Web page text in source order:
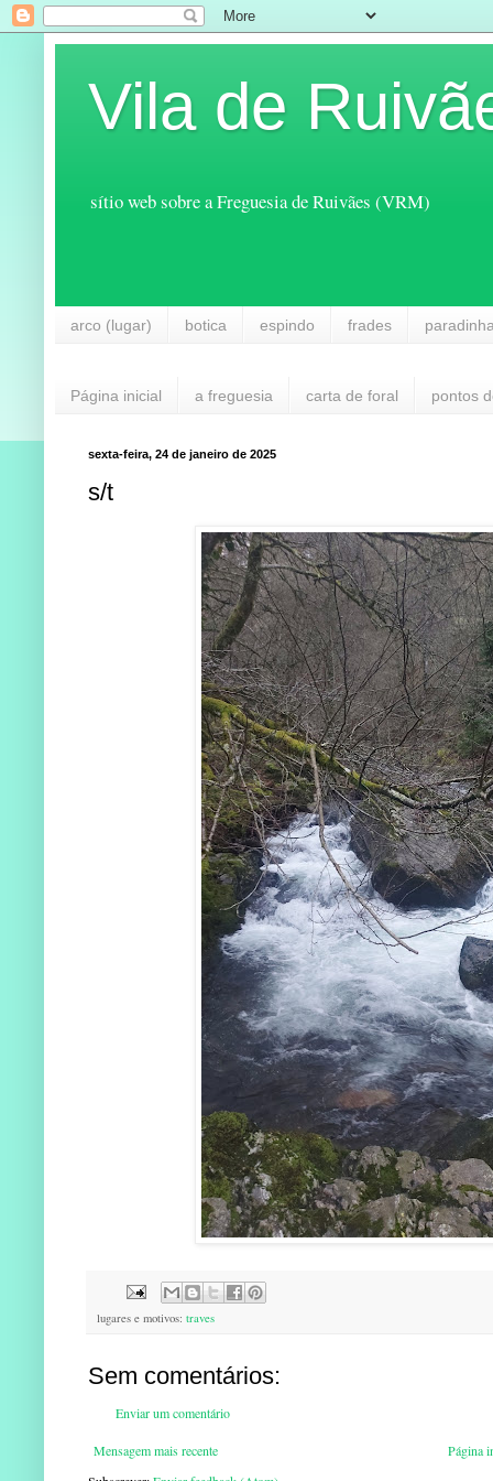
Vila de
sítio web sobre a Freguesia de Ruivães (VRM)
arco (lugar) botica espindo frades
Página inicial a freguesia carta de foral pontos
sexta-feira, 24 de janeiro de 2025
s/t
lugares e motivos: traves
Sem comentários:
Enviar um comentário
Mensagem mais recente
Página